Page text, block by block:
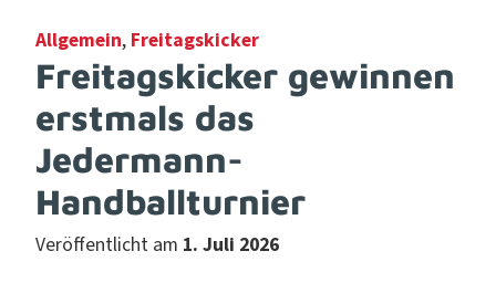
Allgemein, Freitagskicker
Freitagskicker gewinnen
erstmals das
Jedermann-
Handballturnier
Veröffentlicht am 1. Juli 2026